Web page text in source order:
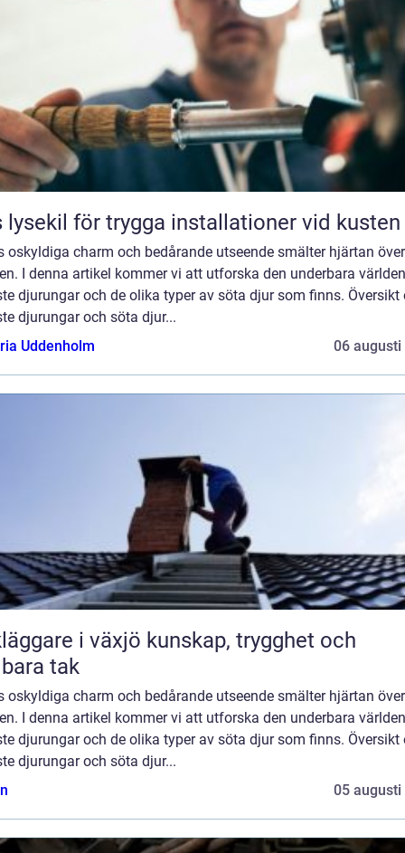
lysekil för trygga installationer vid kusten
oskyldiga charm och bedårande utseende smälter hjärtan
I denna artikel kommer vi att utforska den underbara
djurungar och de olika typer av söta djur som finns. Översikt
djurungar och söta djur...
Uddenholm
06 augusti
i växjö kunskap, trygghet och
tak
oskyldiga charm och bedårande utseende smälter hjärtan
I denna artikel kommer vi att utforska den underbara
djurungar och de olika typer av söta djur som finns. Översikt
djurungar och söta djur...
05 augusti